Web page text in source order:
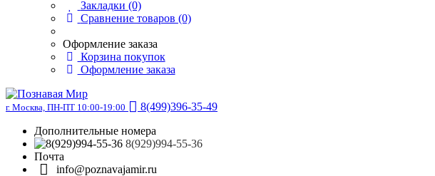
Закладки (0)
Сравнение товаров (0)
Оформление заказа
Корзина покупок
Оформление заказа
г. Москва, ПН-ПТ 10:00-19:00
8(499)396-35-49
Дополнительные номера
8(929)994-55-36
Почта
info@poznavajamir.ru